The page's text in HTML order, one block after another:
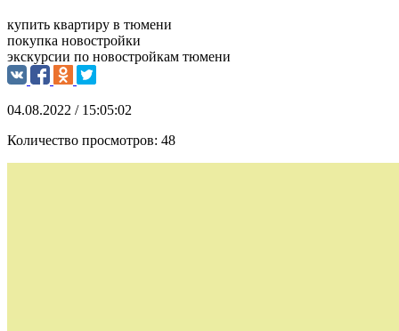
купить квартиру в тюмени
покупка новостройки
экскурсии по новостройкам тюмени
04.08.2022 / 15:05:02
Количество просмотров: 48